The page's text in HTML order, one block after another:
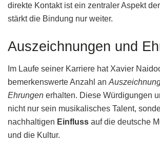
direkte Kontakt ist ein zentraler Aspekt der
stärkt die Bindung nur weiter.
Auszeichnungen und
Im Laufe seiner Karriere hat Xavier
bemerkenswerte Anzahl an
Ehrungen erhalten. Diese Würdigungen
nicht nur sein musikalisches Talent,
nachhaltigen Einfluss auf die deutsche
und die Kultur.